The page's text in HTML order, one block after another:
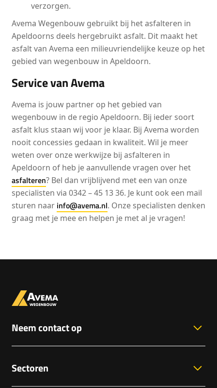
verzorgen.
Avema Wegenbouw gebruikt bij het asfalteren in
Apeldoorns deels hergebruikt asfalt. Dit maakt het
asfalt van Avema een milieuvriendelijke keuze op het
gebied van wegenbouw in Apeldoorn.
Service van Avema
Avema is jouw partner op het gebied van
wegenbouw in de regio Apeldoorn. Bij ieder soort
asfalt klus staan wij voor je klaar. Bij Avema worden
nooit concessies gedaan in kwaliteit. Wil je meer
weten over onze werkwijze bij asfalteren in
Apeldoorn of heb je aanvullende vragen over het
asfalteren? Bel dan vrijblijvend met een van onze
specialisten via 0342 – 45 13 36. Je kunt ook een mail
sturen naar info@avema.nl. Onze specialisten denken
graag met je mee en helpen je met al je vragen!
Neem contact op
Sectoren